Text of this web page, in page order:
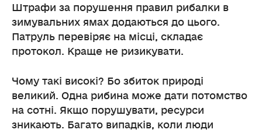
Штрафи за порушення правил рибалки в
зимувальних ямах додаються до цього.
Патруль перевіряє на місці, складає
протокол. Краще не ризикувати.
Чому такі високі? Бо збиток природі
великий. Одна рибина може дати потомство
на сотні. Якщо порушувати, ресурси
зникають. Багато випадків, коли люди